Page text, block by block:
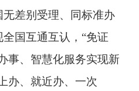
差别受理、同标准办
国互通互认，“免证
事、智慧化服务实现新
办、就近办、一次